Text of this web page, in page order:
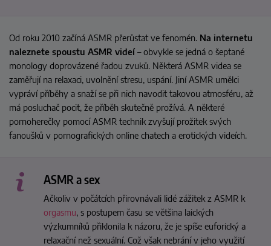
Od roku 2010 začíná ASMR přerůstat ve fenomén. Na internetu
naleznete spoustu ASMR videí– obvykle se jedná o šeptané
monology doprovázené řadou zvuků. Některá ASMR videa se
zaměřují na relaxaci, uvolnění stresu, uspání. Jiní ASMR umělci
vypráví příběhy a snaží se při nich navodit takovou atmosféru, až
má posluchač pocit, že příběh skutečně prožívá. A některé
pornoherečky pomocí ASMR technik zvyšují prožitek svých
fanoušků v pornografických online chatech a erotických videích.
ASMR a sex
Ačkoliv v počátcích přirovnávali lidé zážitek z ASMR k
orgasmu, s postupem času se většina laických
výzkumníků přiklonila k názoru, že je spíše euforický a
relaxační než sexuální. Což však nebrání v jeho využití